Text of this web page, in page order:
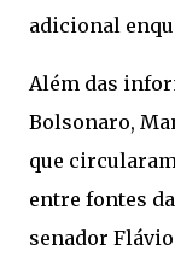
adicional
Além das
Bolsonaro,
que
entre fontes
senador